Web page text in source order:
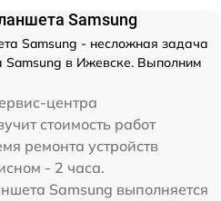
Samsung
Samsung - несложная задача
Samsung в Ижевске. Выполним
центра
стоимость работ
ремонта устройств
- 2 часа.
Samsung выполняется